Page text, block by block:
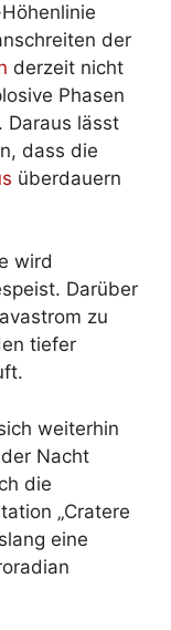
der
derzeit nicht
Phasen
Daraus lässt
dass die
überdauern
wird
Darüber
zu
tiefer
weiterhin
Nacht
die
„Cratere
eine